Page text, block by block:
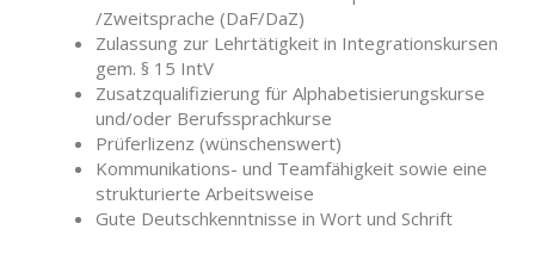
/Zweitsprache (DaF/DaZ)
Zulassung zur Lehrtätigkeit in Integrationskursen
gem. § 15 IntV
Zusatzqualifizierung für Alphabetisierungskurse
und/oder Berufssprachkurse
Prüferlizenz (wünschenswert)
Kommunikations- und Teamfähigkeit sowie eine
strukturierte Arbeitsweise
Gute Deutschkenntnisse in Wort und Schrift